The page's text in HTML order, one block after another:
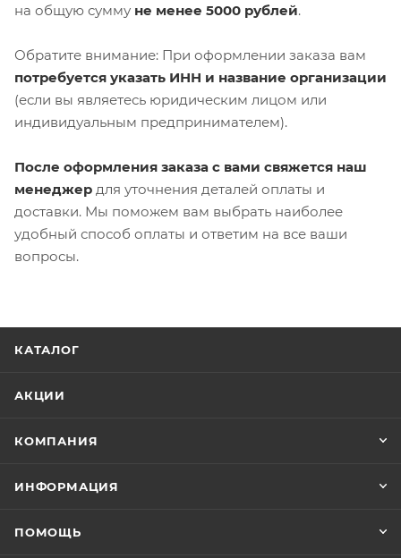
на общую сумму не менее 5000 рублей.
Обратите внимание: При оформлении заказа вам
потребуется указать ИНН и название организации
(если вы являетесь юридическим лицом или
индивидуальным предпринимателем).
После оформления заказа с вами свяжется наш
менеджер для уточнения деталей оплаты и
доставки. Мы поможем вам выбрать наиболее
удобный способ оплаты и ответим на все ваши
вопросы.
КАТАЛОГ
АКЦИИ
КОМПАНИЯ
ИНФОРМАЦИЯ
ПОМОЩЬ